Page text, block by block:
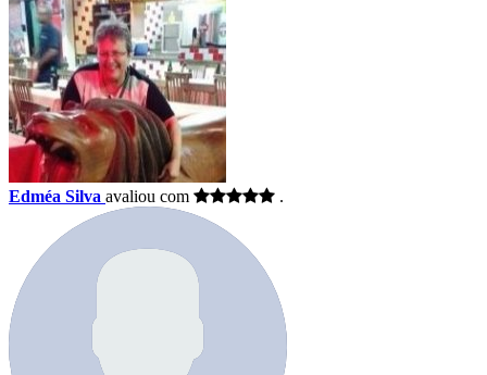
Edméa Silva avaliou com .